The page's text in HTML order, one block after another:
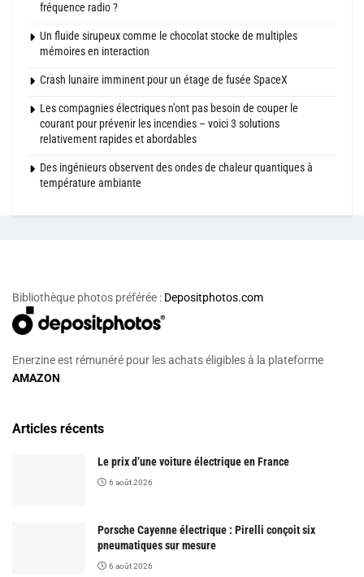
fréquence radio ?
Un fluide sirupeux comme le chocolat stocke de multiples
mémoires en interaction
Crash lunaire imminent pour un étage de fusée SpaceX
Les compagnies électriques n’ont pas besoin de couper le
courant pour prévenir les incendies – voici 3 solutions
relativement rapides et abordables
Des ingénieurs observent des ondes de chaleur quantiques à
température ambiante
Bibliothèque photos préférée : Depositphotos.com
Enerzine est rémunéré pour les achats éligibles à la plateforme
AMAZON
Articles récents
Le prix d’une voiture électrique en France
6 août 2026
Porsche Cayenne électrique : Pirelli conçoit six
pneumatiques sur mesure
6 août 2026